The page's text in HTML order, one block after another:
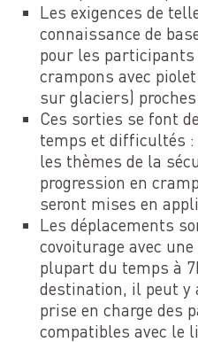
Les exigences de
connaissance de
pour les participants
crampons avec
sur glaciers)
Ces sorties se font
temps et difficultés :
les thèmes de la
progression en
seront mises en
Les déplacements
covoiturage avec
plupart du temps à
destination, il peut y
prise en charge des
compatibles avec le